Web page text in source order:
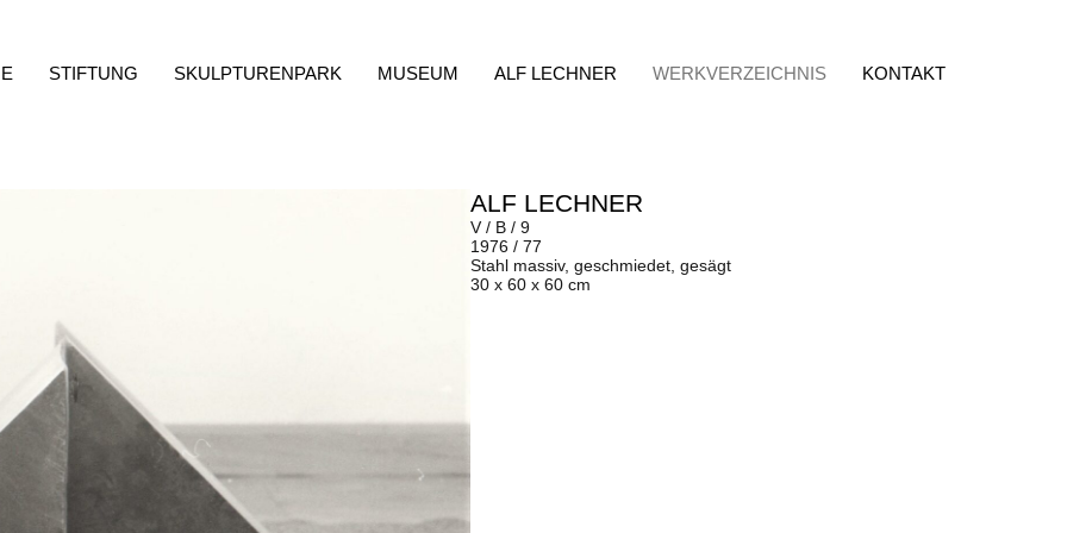
STIFTUNG SKULPTURENPARK MUSEUM ALF LECHNER WERKVERZEICHNIS KONTAKT
ALF LECHNER
V / B / 9
1976 / 77
Stahl massiv, geschmiedet, gesägt
30 x 60 x 60 cm